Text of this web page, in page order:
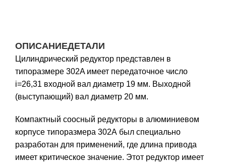
ОПИСАНИЕДЕТАЛИ
Цилиндрический редуктор представлен в
типоразмере 302A имеет передаточное число
i=26,31 входной вал диаметр 19 мм. Выходной
(выступающий) вал диаметр 20 мм.
Компактный соосный редукторы в алюминиевом
корпусе типоразмера 302А был специально
разработан для применений, где длина привода
имеет критическое значение. Этот редуктор имеет